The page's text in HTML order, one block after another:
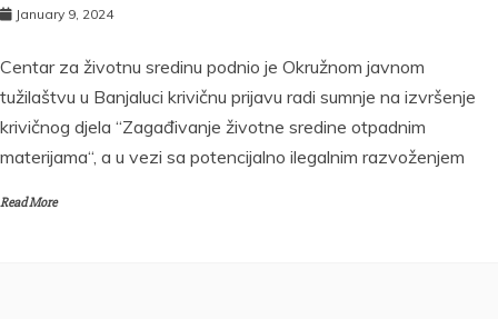
January 9, 2024
Centar za životnu sredinu podnio je Okružnom javnom
tužilaštvu u Banjaluci krivičnu prijavu radi sumnje na izvršenje
krivičnog djela “Zagađivanje životne sredine otpadnim
materijama“, a u vezi sa potencijalno ilegalnim razvoženjem
Read More